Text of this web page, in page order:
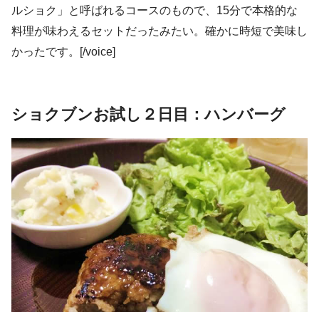
ルショク」と呼ばれるコースのもので、15分で本格的な
料理が味わえるセットだったみたい。確かに時短で美味し
かったです。[/voice]
ショクブンお試し２日目：ハンバーグ